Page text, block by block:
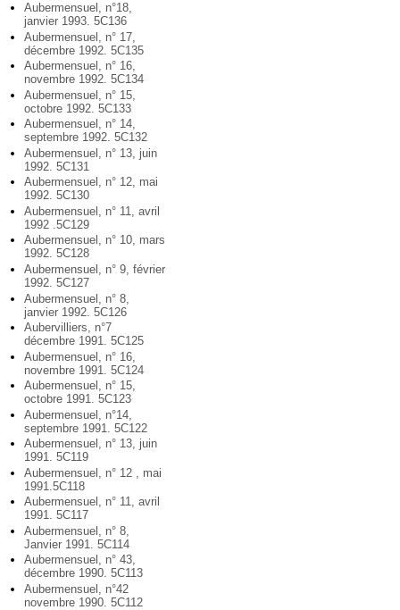
Aubermensuel, n°18,
janvier 1993. 5C136
Aubermensuel, n° 17,
décembre 1992. 5C135
Aubermensuel, n° 16,
novembre 1992. 5C134
Aubermensuel, n° 15,
octobre 1992. 5C133
Aubermensuel, n° 14,
septembre 1992. 5C132
Aubermensuel, n° 13, juin
1992. 5C131
Aubermensuel, n° 12, mai
1992. 5C130
Aubermensuel, n° 11, avril
1992 .5C129
Aubermensuel, n° 10, mars
1992. 5C128
Aubermensuel, n° 9, février
1992. 5C127
Aubermensuel, n° 8,
janvier 1992. 5C126
Aubervilliers, n°7
décembre 1991. 5C125
Aubermensuel, n° 16,
novembre 1991. 5C124
Aubermensuel, n° 15,
octobre 1991. 5C123
Aubermensuel, n°14,
septembre 1991. 5C122
Aubermensuel, n° 13, juin
1991. 5C119
Aubermensuel, n° 12 , mai
1991.5C118
Aubermensuel, n° 11, avril
1991. 5C117
Aubermensuel, n° 8,
Janvier 1991. 5C114
Aubermensuel, n° 43,
décembre 1990. 5C113
Aubermensuel, n°42
novembre 1990. 5C112